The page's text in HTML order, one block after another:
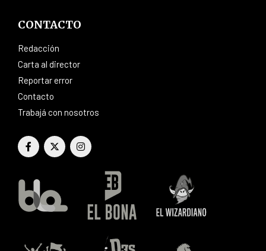
CONTACTO
Redacción
Carta al director
Reportar error
Contacto
Trabajá con nosotros